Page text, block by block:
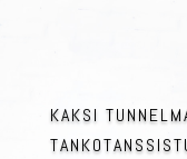
KAKSI